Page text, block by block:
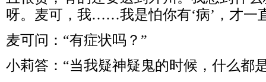
呀。麦可，我……我是怕你有‘病’，才一
麦可问：“有症状吗？”
小莉答：“当我疑神疑鬼的时候，什么都